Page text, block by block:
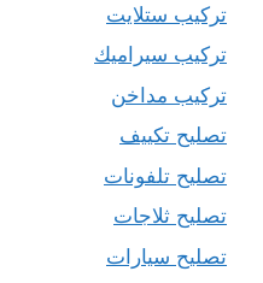
تركيب ستلايت
تركيب سيراميك
تركيب مداخن
تصليح تكييف
تصليح تلفونات
تصليح ثلاجات
تصليح سيارات